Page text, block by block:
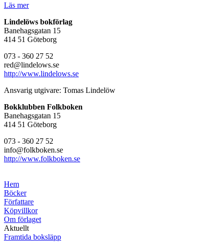
Läs mer
Lindelöws bokförlag
Banehagsgatan 15
414 51 Göteborg
073 - 360 27 52
red@lindelows.se
http://www.lindelows.se
Ansvarig utgivare: Tomas Lindelöw
Bokklubben Folkboken
Banehagsgatan 15
414 51 Göteborg
073 - 360 27 52
info@folkboken.se
http://www.folkboken.se
Hem
Böcker
Författare
Köpvillkor
Om förlaget
Aktuellt
Framtida boksläpp